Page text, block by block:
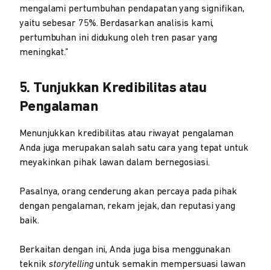
mengalami pertumbuhan pendapatan yang signifikan,
yaitu sebesar 75%. Berdasarkan analisis kami,
pertumbuhan ini didukung oleh tren pasar yang
meningkat.”
5. Tunjukkan Kredibilitas atau
Pengalaman
Menunjukkan kredibilitas atau riwayat pengalaman
Anda juga merupakan salah satu cara yang tepat untuk
meyakinkan pihak lawan dalam bernegosiasi.
Pasalnya, orang cenderung akan percaya pada pihak
dengan pengalaman, rekam jejak, dan reputasi yang
baik.
Berkaitan dengan ini, Anda juga bisa menggunakan
teknik storytellinguntuk semakin mempersuasi lawan